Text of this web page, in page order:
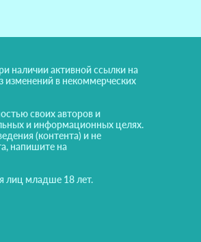
наличии активной ссылки на
изменений в некоммерческих
своих авторов и
и информационных целях.
(контента) и не
напишите на
лиц младше 18 лет.